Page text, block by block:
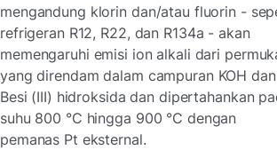
mengandung klorin dan/atau fluorin -
refrigeran R12, R22, dan R134a - akan
memengaruhi emisi ion alkali dari
yang direndam dalam campuran KOH dan
Besi (III) hidroksida dan dipertahankan
suhu 800 °C hingga 900 °C dengan
pemanas Pt eksternal.